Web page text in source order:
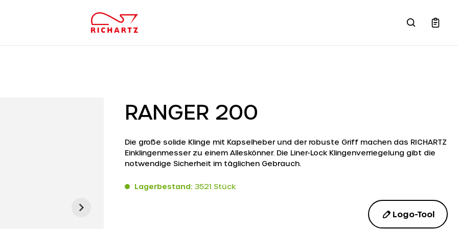
RANGER 200
Die große solide Klinge mit Kapselheber und der robuste Griff machen das RICHARTZ
Einklingenmesser zu einem Alleskönner. Die Liner-Lock Klingenverriegelung gibt die
notwendige Sicherheit im täglichen Gebrauch.
Lagerbestand: 3521 Stück
Logo-Tool